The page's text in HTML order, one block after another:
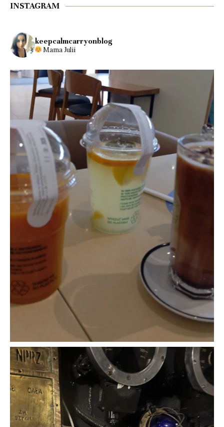
INSTAGRAM
keepcalmcarryonblog
Mama Julii